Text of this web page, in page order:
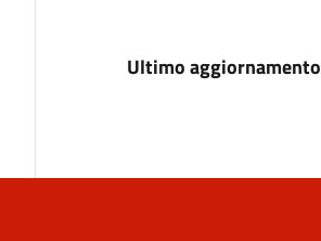
Ultimo aggiornamento